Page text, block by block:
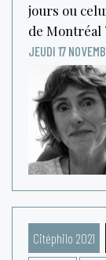
jours ou
de Montréal
JEUDI 17
Citéphilo 2021